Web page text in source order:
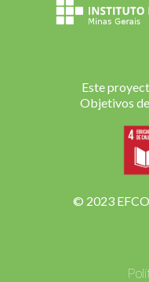
Este
Objetivos
© 2023